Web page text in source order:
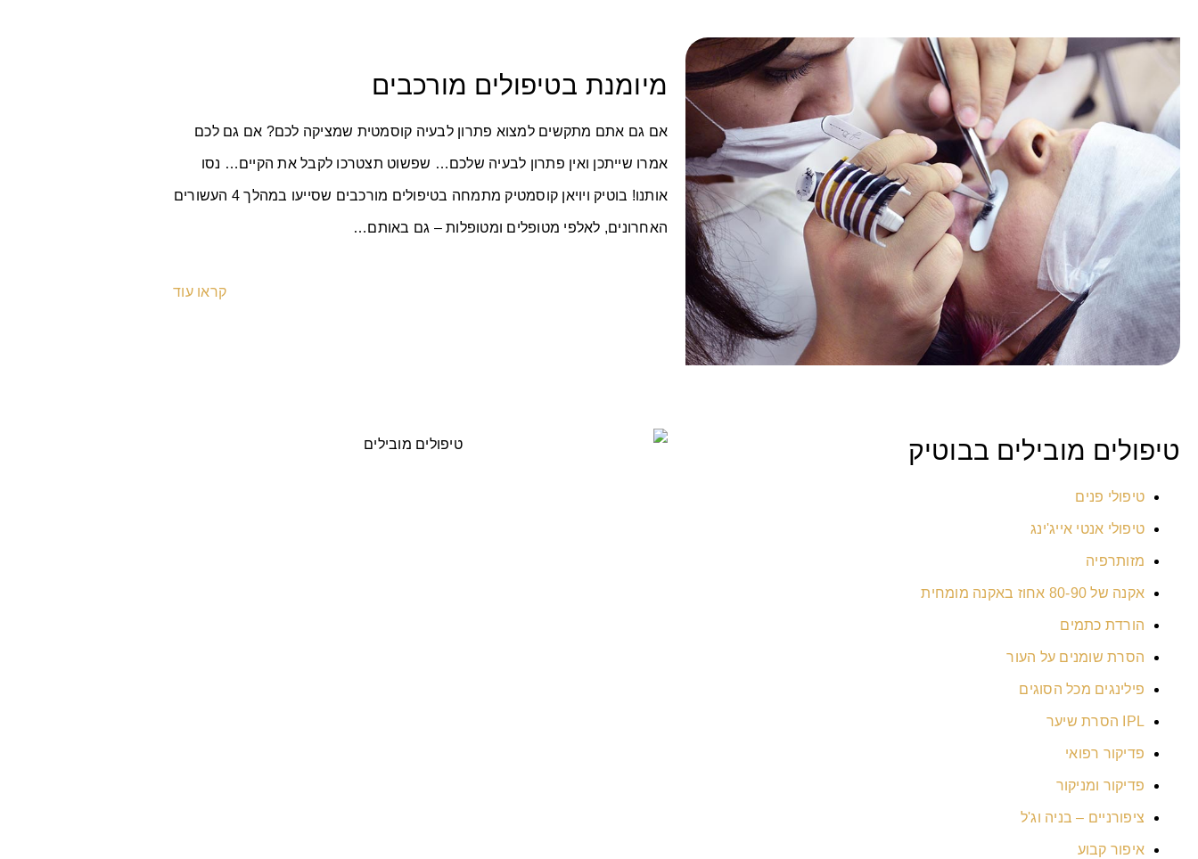
מיומנת בטיפולים מורכבים
אם גם אתם מתקשים למצוא פתרון לבעיה קוסמטית שמציקה לכם? אם גם לכם
אמרו שייתכן ואין פתרון לבעיה שלכם… שפשוט תצטרכו לקבל את הקיים… נסו
אותנו! בוטיק ויויאן קוסמטיק מתמחה בטיפולים מורכבים שסייעו במהלך 4 העשורים
האחרונים, לאלפי מטופלים ומטופלות – גם באותם…
קראו עוד
טיפולים מובילים בבוטיק
טיפולי פנים
טיפולי אנטי אייג'ינג
מזותרפיה
אקנה של 80-90 אחוז באקנה מומחית
הורדת כתמים
הסרת שומנים על העור
פילינגים מכל הסוגים
IPL הסרת שיער
פדיקור רפואי
פדיקור ומניקור
ציפורניים – בניה וג'ל
איפור קבוע